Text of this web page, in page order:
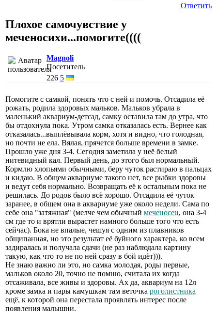
Ответить
Плохое самочувствие у
меченосихи...помогите((((
Magnoli
Посетитель
226 5
Помогите с самкой, понять что с ней и помочь. Отсадила её
рожать, родила здоровых мальков. Мальков убрала в
маленький аквариум-детсад, самку оставила там до утра, что
бы отдохнула пока. Утром самка отказалась есть. Вернее как
отказалась...выплёвывала корм, хотя и видно, что голодная,
но почти не ела. Вялая, прячется больше времени в замке.
Прошло уже дня 3-4. Сегодня заметила у неё белый
нитевидный кал. Первый день, до этого был нормальный.
Кормлю хлопьями обычными, беру чуток растираю в пальцах
и кидаю. В общем аквариуме такого нет, все рыбки здоровы
и ведут себя нормально. Возвращать её к остальным пока не
решилась. До родов было всё хорошо. Отсадила её чуток
заранее, в общем она в аквариуме уже около недели. Сама по
себе она "затяжная" (мелче чем обычный меченосец, она 3-4
см где то и врятли вырастет намного больше того что есть
сейчас). Бока не впалые, чешуя с одним из плавников
общипанная, но это результат её буйного характера, ко всем
задиралась и получала сдачи (не раз наблюдала картину
такую, как что то не по ней сразу в бой идёт))).
Не знаю важно ли это, но самка молодая, роды первые,
мальков около 20, точно не помню, считала их когда
отсаживала, все живы и здоровы. Ах да, аквариум на 12л
кроме замка и пары камушкам там веточка роголистника
ещё, к которой она перестала проявлять интерес после
появления малышни.